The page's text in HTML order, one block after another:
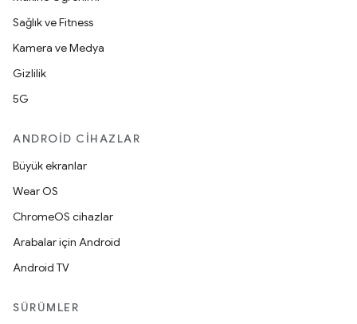
Sağlık ve Fitness
Kamera ve Medya
Gizlilik
5G
ANDROID CIHAZLAR
Büyük ekranlar
Wear OS
ChromeOS cihazlar
Arabalar için Android
Android TV
SÜRÜMLER